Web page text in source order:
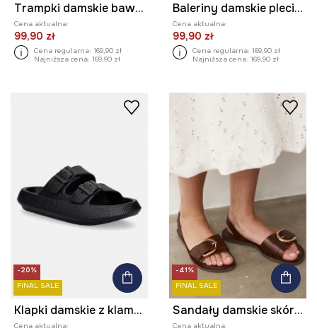
Trampki damskie bawełniane kolor beżowy
Cena aktualna:
99,90 zł
Cena regularna: 169,90 zł
Najniższa cena: 169,90 zł
Baleriny damskie plecione
Cena aktualna:
99,90 zł
Cena regularna: 169,90 zł
Najniższa cena: 169,90 zł
-20%
FINAL SALE
Klapki damskie z klamrami
Cena aktualna:
-41%
FINAL SALE
Sandały damskie skórzane z klamrą
Cena aktualna: